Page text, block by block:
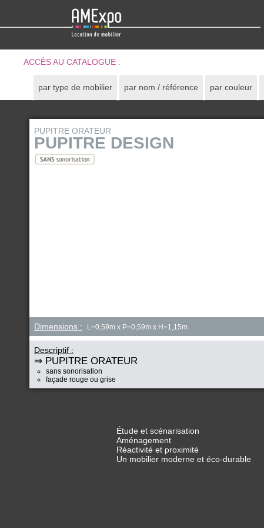
ACCÈS AU CATALOGUE :
par type de mobilier par nom / référence par couleur
PUPITRE ORATEUR
PUPITRE DESIGN
Dimensions : L=0,59m x P=0,59m x H=1,15m
Descriptif :
⇒ PUPITRE ORATEUR
sans sonorisation
façade rouge ou grise
Étude et scénarisation
Aménagement
Réactivité et proximité
Un mobilier moderne et éco-durable